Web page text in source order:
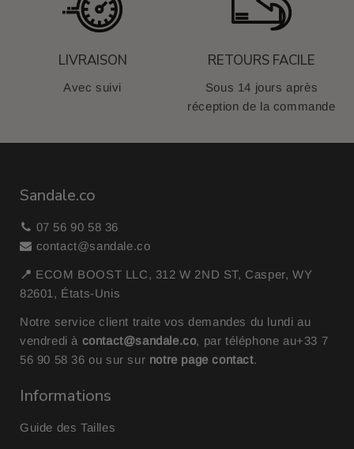
LIVRAISON
Avec suivi
RETOURS FACILE
Sous 14 jours après
réception de la commande
Sandale.co
07 56 90 58 36
contact@sandale.co
📍 ECOM BOOST LLC, 312 W 2ND ST, Casper, WY
82601, États-Unis
Notre service client traite vos demandes du lundi au
vendredi à contact@sandale.co, par téléphone au+33 7
56 90 58 36ou sur sur notre page contact.
Informations
Guide des Tailles